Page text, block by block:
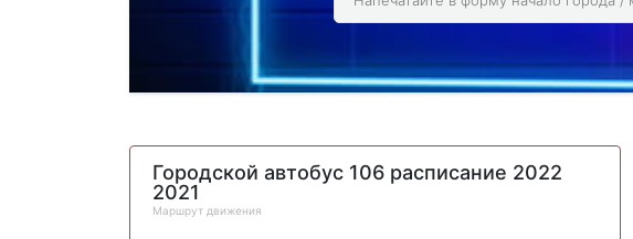
Городской автобус 106 расписание 2022
2021
Маршрут движения